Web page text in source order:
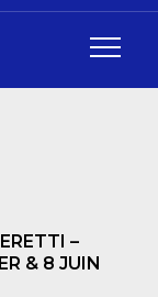
–
& 8 JUIN